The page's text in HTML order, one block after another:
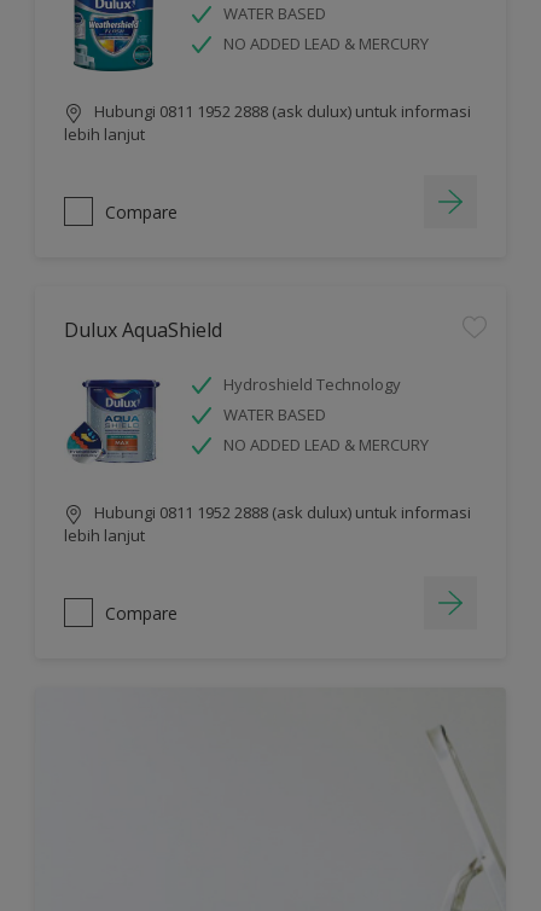
WATER BASED
NO ADDED LEAD & MERCURY
Hubungi 0811 1952 2888 (ask dulux) untuk informasi
lebih lanjut
Compare
Dulux AquaShield
Hydroshield Technology
WATER BASED
NO ADDED LEAD & MERCURY
Hubungi 0811 1952 2888 (ask dulux) untuk informasi
lebih lanjut
Compare